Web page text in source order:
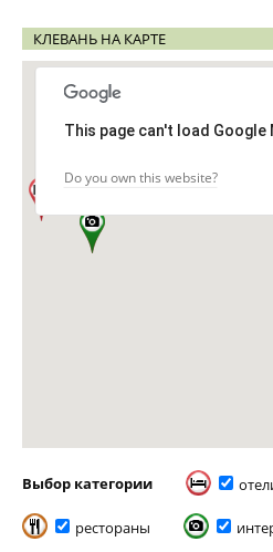
КЛЕВАНЬ НА КАРТЕ
This page can't load
Do you own this website?
Выбор категории
рестораны